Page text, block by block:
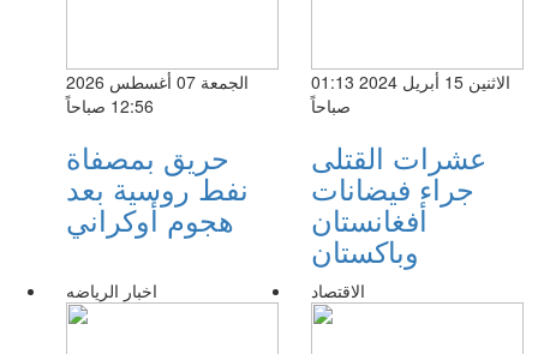
الجمعة 07 أغسطس 2026
12:56 صباحاً
حريق بمصفاة
نفط روسية بعد
هجوم أوكراني
الاثنين 15 أبريل 2024 01:13
صباحاً
عشرات القتلى
جراء فيضانات
أفغانستان
وباكستان
اخبار الرياضه الاقتصاد